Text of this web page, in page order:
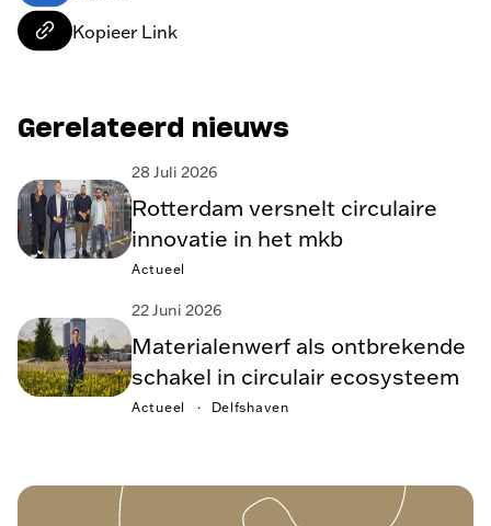
Kopieer Link
Gerelateerd nieuws
28 Juli 2026
Rotterdam versnelt circulaire
innovatie in het mkb
Actueel
22 Juni 2026
Materialenwerf als ontbrekende
schakel in circulair ecosysteem
Actueel Delfshaven